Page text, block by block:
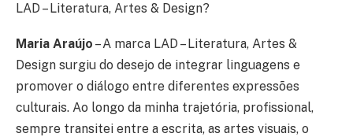
LAD – Literatura, Artes & Design?
Maria Araújo – A marca LAD – Literatura, Artes &
Design surgiu do desejo de integrar linguagens e
promover o diálogo entre diferentes expressões
culturais. Ao longo da minha trajetória, profissional,
sempre transitei entre a escrita, as artes visuais, o